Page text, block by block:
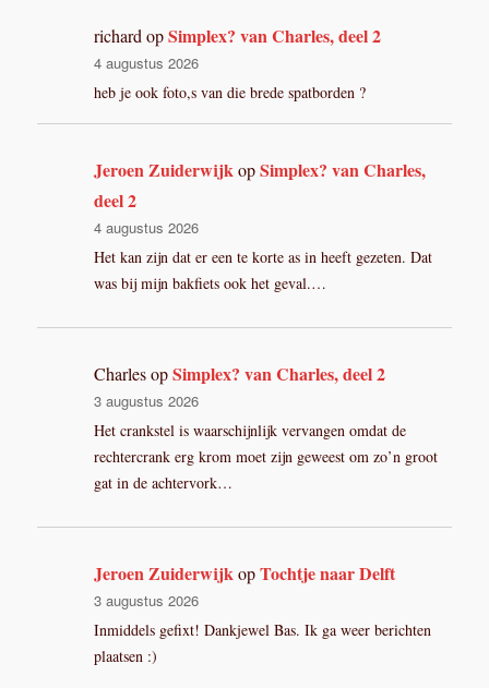
richard opSimplex? van Charles, deel 2
4 augustus 2026
heb je ook foto,s van die brede spatborden ?
Jeroen Zuiderwijk opSimplex? van Charles,
deel 2
4 augustus 2026
Het kan zijn dat er een te korte as in heeft gezeten. Dat
was bij mijn bakfiets ook het geval.…
CharlesopSimplex? van Charles, deel 2
3 augustus 2026
Het crankstel is waarschijnlijk vervangen omdat de
rechtercrank erg krom moet zijn geweest om zo’n groot
gat in de achtervork…
Jeroen Zuiderwijk opTochtje naar Delft
3 augustus 2026
Inmiddels gefixt! Dankjewel Bas. Ik ga weer berichten
plaatsen :)